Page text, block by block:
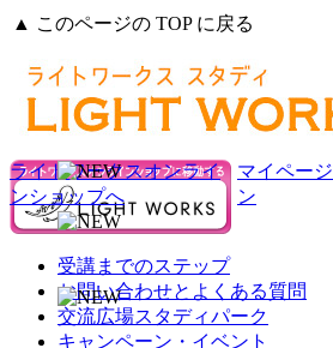
▲ このページの TOP に戻る
ライトワークスオンライ
ンショップへ
マイペー
ン
受講までのステップ
お問い合わせとよくある質問
交流広場スタディパーク
キャンペーン・イベント